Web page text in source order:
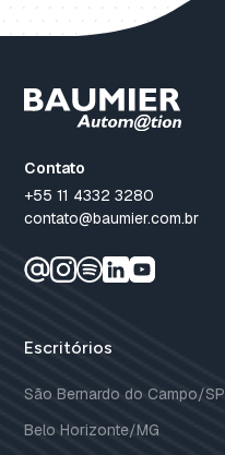
Contato
+55 11 4332 3280
contato@baumier.com.br
Escritórios
São Bernardo do Campo/SP
Belo Horizonte/MG